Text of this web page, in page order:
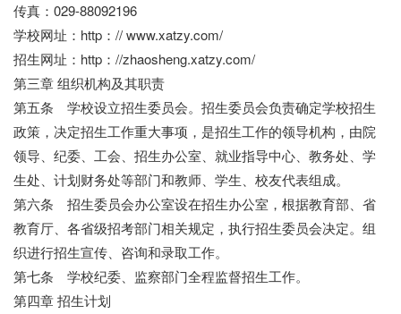
传真：029-88092196
学校网址：http：// www.xatzy.com/
招生网址：http：//zhaosheng.xatzy.com/
第三章 组织机构及其职责
第五条 学校设立招生委员会。招生委员会负责确定学校招生
政策，决定招生工作重大事项，是招生工作的领导机构，由院
领导、纪委、工会、招生办公室、就业指导中心、教务处、学
生处、计划财务处等部门和教师、学生、校友代表组成。
第六条 招生委员会办公室设在招生办公室，根据教育部、省
教育厅、各省级招考部门相关规定，执行招生委员会决定。组
织进行招生宣传、咨询和录取工作。
第七条 学校纪委、监察部门全程监督招生工作。
第四章 招生计划